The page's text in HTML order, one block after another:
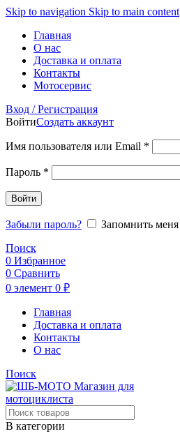
Skip to navigation Skip to main content
Главная
О нас
Доставка и оплата
Контакты
Мотосервис
Вход / Регистрация
ВойтиСоздать аккаунт
Имя пользователя или Email *
Пароль *
Войти
Забыли пароль?
Запомнить меня
Поиск
0 Избранное
0 Сравнить
0 элемент 0 ₽
Главная
Доставка и оплата
Контакты
О нас
Поиск
В категории